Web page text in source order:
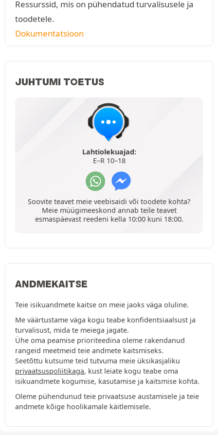
Ressurssid, mis on pühendatud turvalisusele ja
toodetele.
Dokumentatsioon
JUHTUMI TOETUS
Lahtiolekuajad:
E–R 10–18
Soovite teavet meie veebisaidi või toodete kohta?
Meie müügimeeskond annab teile teavet
esmaspäevast reedeni kella 10:00 kuni 18:00.
ANDMEKAITSE
Teie isikuandmete kaitse on meie jaoks väga oluline.
Me väärtustame väga kogu teabe konfidentsiaalsust ja
turvalisust, mida te meiega jagate.
Ühe oma peamise prioriteedina oleme rakendanud
rangeid meetmeid teie andmete kaitsmiseks.
Seetõttu kutsume teid tutvuma meie üksikasjaliku
privaatsuspoliitikaga, kust leiate kogu teabe oma
isikuandmete kogumise, kasutamise ja kaitsmise kohta.
Oleme pühendunud teie privaatsuse austamisele ja teie
andmete kõige hoolikamale käitlemisele.